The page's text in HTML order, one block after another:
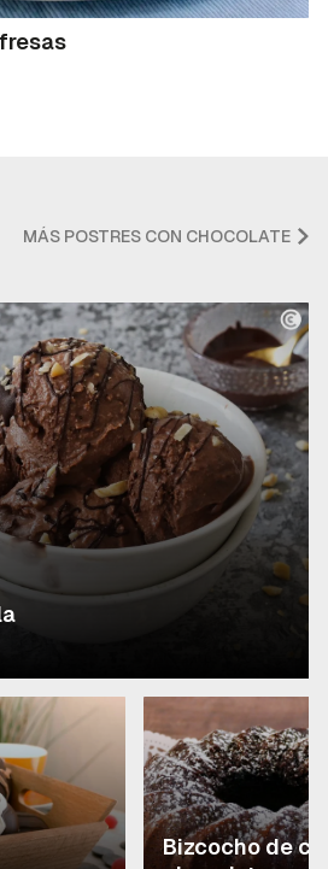
MÁS POSTRES CON CHOCOLATE
Bizcocho de